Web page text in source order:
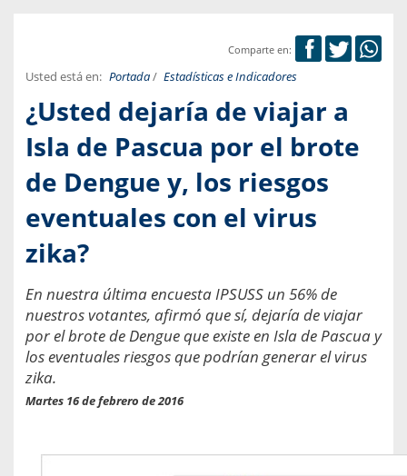
Comparte en:
Usted está en: Portada/ Estadísticas e Indicadores
¿Usted dejaría de viajar a
Isla de Pascua por el brote
de Dengue y, los riesgos
eventuales con el virus
zika?
En nuestra última encuesta IPSUSS un 56% de
nuestros votantes, afirmó que sí, dejaría de viajar
por el brote de Dengue que existe en Isla de Pascua y
los eventuales riesgos que podrían generar el virus
zika.
Martes 16 de febrero de 2016